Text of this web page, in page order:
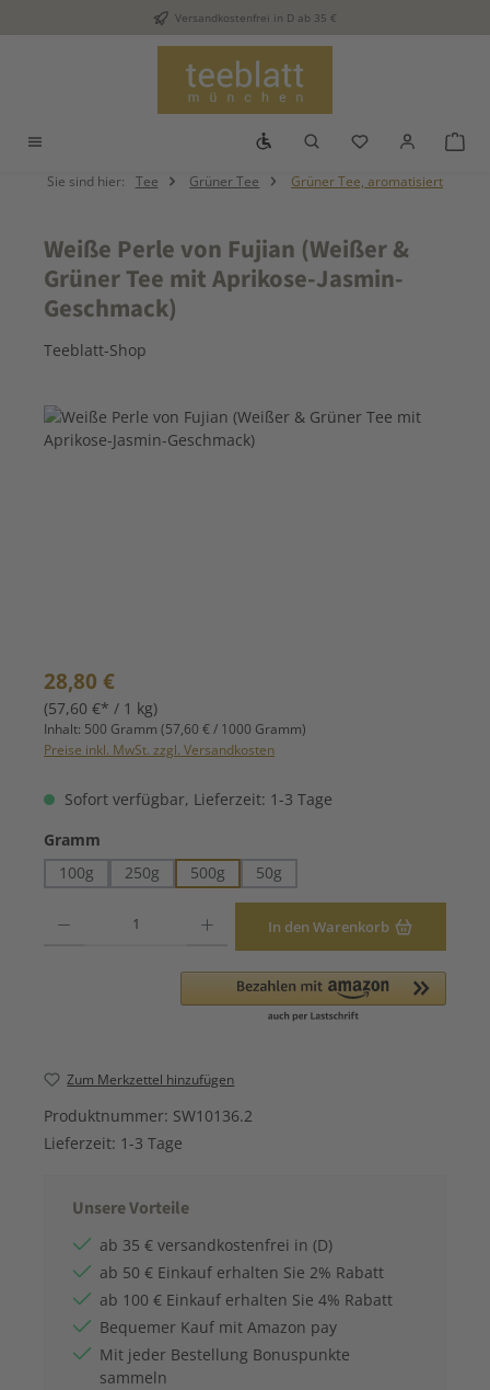
Zum Hauptinhalt springenVersandkostenfrei in D ab 35 €
Werkzeugleiste anzeigen
Du hast 0
Sie sind hier: Tee Grüner Tee Grüner Tee, aromatisiert
Weiße Perle von Fujian (Weißer &
Grüner Tee mit Aprikose-Jasmin-
Geschmack)
Teeblatt-Shop
Bildergalerie überspringen
Regulärer Preis:
28,80 €
(57,60 €* / 1 kg)
Inhalt: 500 Gramm (57,60 € / 1000 Gramm)
Preise inkl. MwSt. zzgl. Versandkosten
Sofort verfügbar, Lieferzeit: 1-3 Tage
Gramm
100g
250g 500g 50g
In den Warenkorb
Zum Merkzettel hinzufügen
Produktnummer: SW10136.2
Lieferzeit: 1-3 Tage
Unsere Vorteile
ab 35 € versandkostenfrei in (D)
ab 50 € Einkauf erhalten Sie 2% Rabatt
ab 100 € Einkauf erhalten Sie 4% Rabatt
Bequemer Kauf mit Amazon pay
Mit jeder Bestellung Bonuspunkte
sammeln